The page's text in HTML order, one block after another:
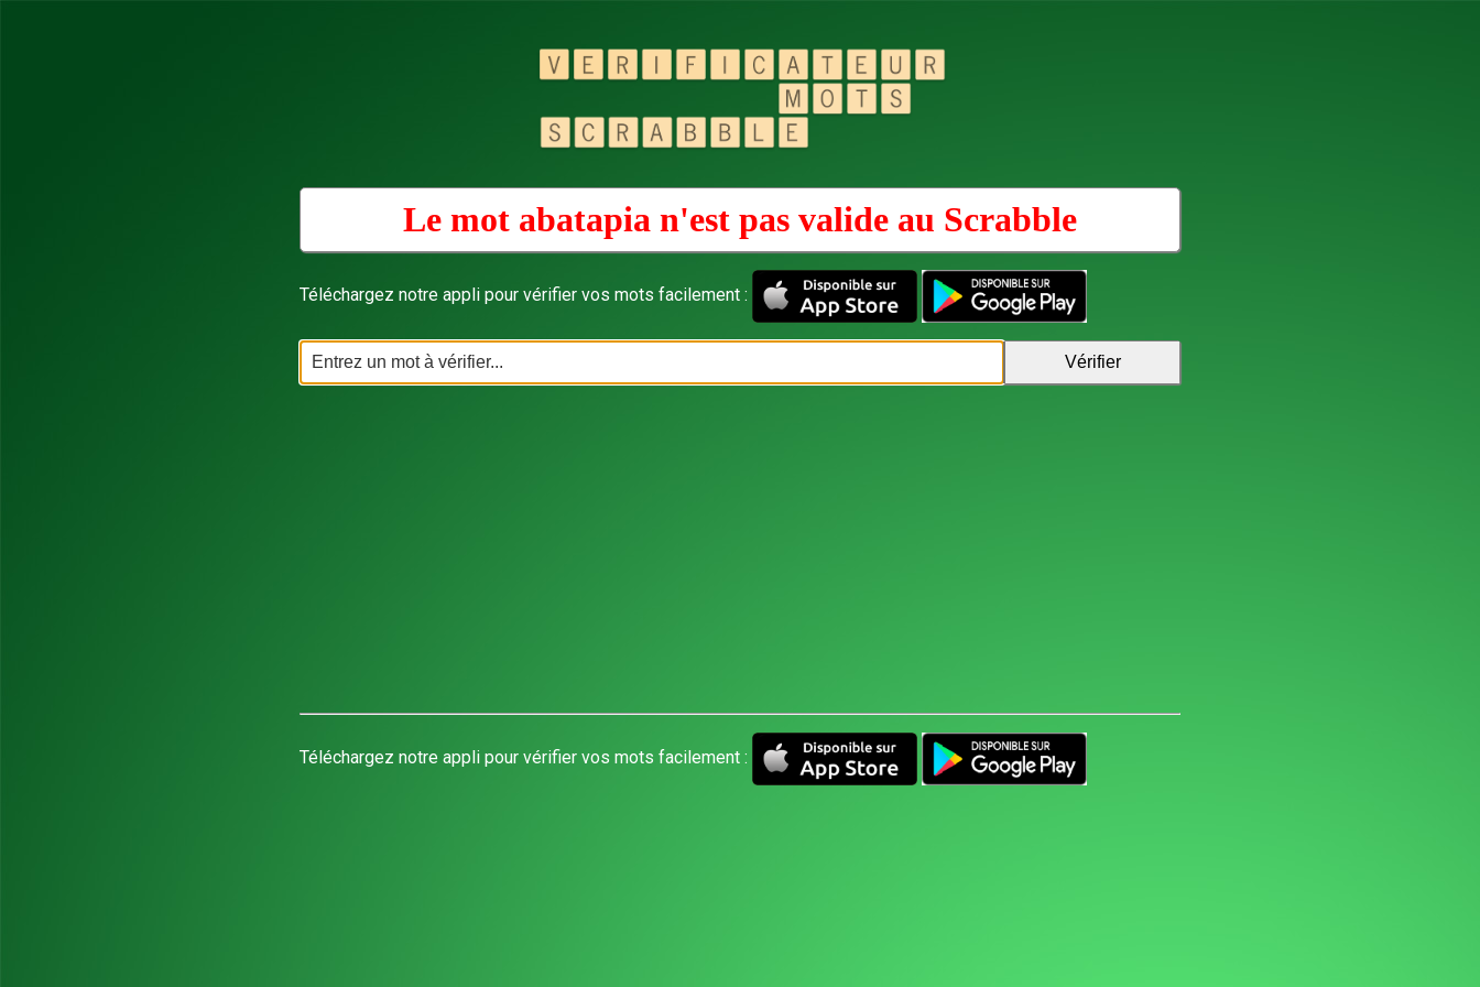
Le mot abatapia n'est pas valide au Scrabble
Téléchargez notre appli pour vérifier vos mots facilement :
Téléchargez notre appli pour vérifier vos mots facilement :